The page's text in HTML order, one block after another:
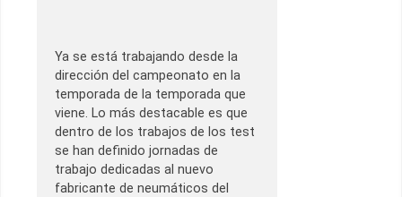
Ya se está trabajando desde la
dirección del campeonato en la
temporada de la temporada que
viene. Lo más destacable es que
dentro de los trabajos de los test
se han definido jornadas de
trabajo dedicadas al nuevo
fabricante de neumáticos del